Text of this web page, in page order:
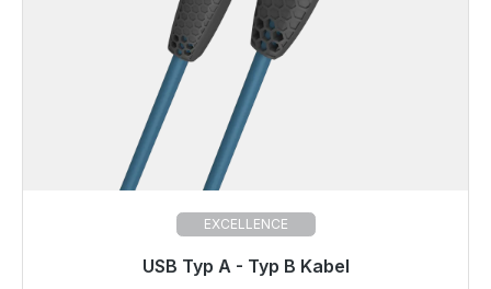
EXCELLENCE
USB Typ A - Typ B Kabel
Prêt à être expédié, délai de livraison 48h*